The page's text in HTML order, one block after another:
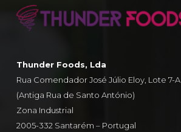
Thunder Foods, Lda
Rua Comendador José Júlio Eloy, Lote 7-A
(Antiga Rua de Santo António)
Zona Industrial
2005-332 Santarém – Portugal